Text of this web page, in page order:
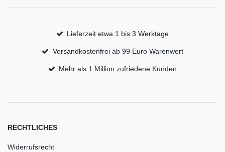
Lieferzeit etwa 1 bis 3 Werktage
Versandkostenfrei ab 99 Euro Warenwert
Mehr als 1 Million zufriedene Kunden
RECHTLICHES
Widerrufsrecht